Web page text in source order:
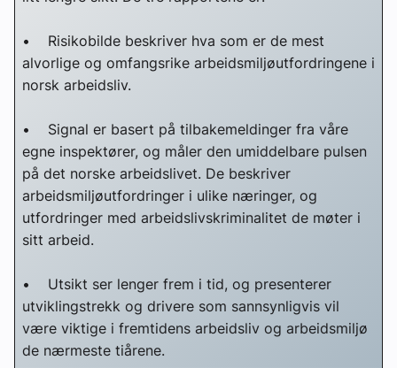
• Risikobilde beskriver hva som er de mest
alvorlige og omfangsrike arbeidsmiljøutfordringene i
norsk arbeidsliv.
• Signal er basert på tilbakemeldinger fra våre
egne inspektører, og måler den umiddelbare pulsen
på det norske arbeidslivet. De beskriver
arbeidsmiljøutfordringer i ulike næringer, og
utfordringer med arbeidslivskriminalitet de møter i
sitt arbeid.
• Utsikt ser lenger frem i tid, og presenterer
utviklingstrekk og drivere som sannsynligvis vil
være viktige i fremtidens arbeidsliv og arbeidsmiljø
de nærmeste tiårene.